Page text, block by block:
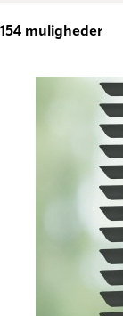
154 muligheder